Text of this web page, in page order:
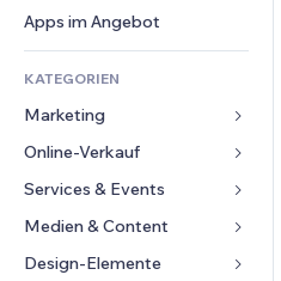
Apps im Angebot
KATEGORIEN
Marketing
Anzeigen
Mobil
Statistiken
Online-Verkauf
Apps für Shops
Versand & Lieferung
Verkaufen-Buttons
Services & Events
Hotels
Events
Medien & Content
Galerie
Design-Elemente